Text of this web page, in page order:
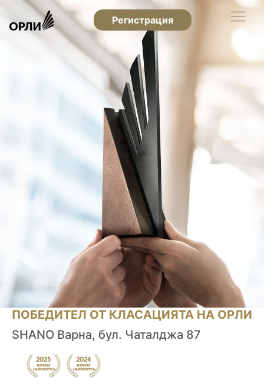
Регистрация
ПОБЕДИТЕЛ ОТ КЛАСАЦИЯТА НА ОРЛИ
SHANO Варна, бул. Чаталджа 87